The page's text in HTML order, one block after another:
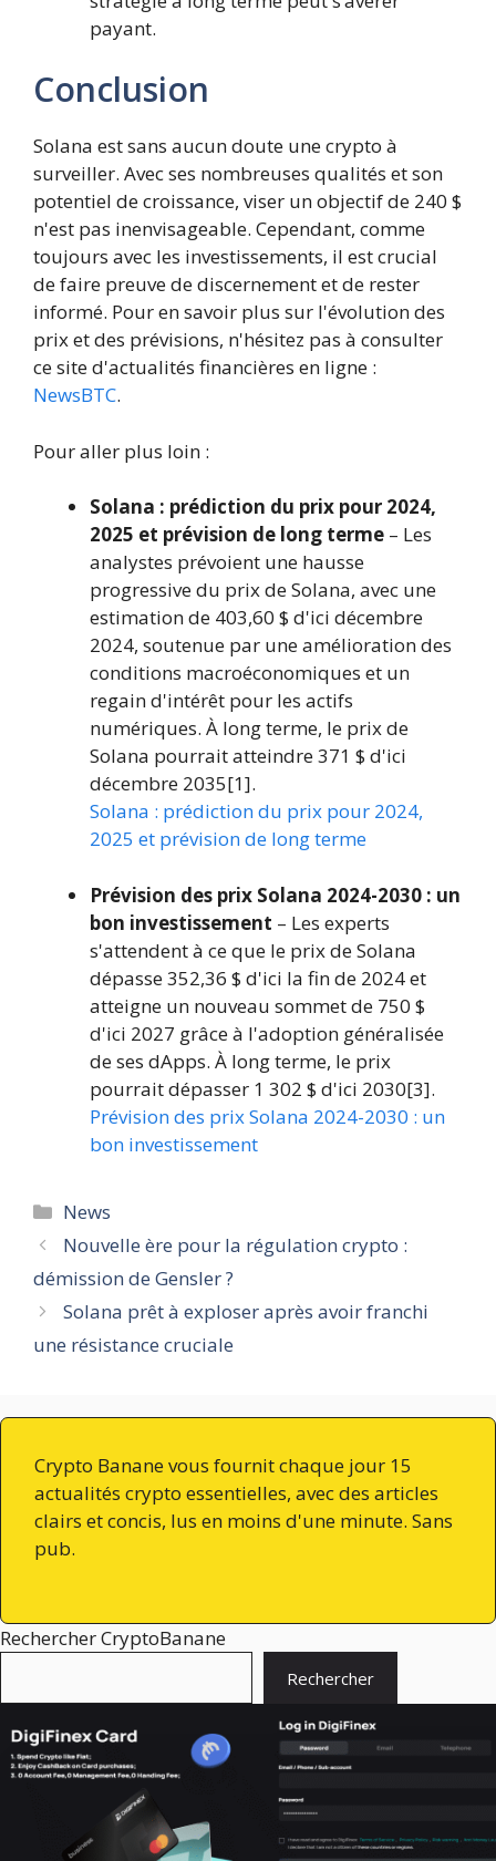
payant.
Conclusion
Solana est sans aucun doute une crypto à
surveiller. Avec ses nombreuses qualités et son
potentiel de croissance, viser un objectif de 240 $
n'est pas inenvisageable. Cependant, comme
toujours avec les investissements, il est crucial
de faire preuve de discernement et de rester
informé. Pour en savoir plus sur l'évolution des
prix et des prévisions, n'hésitez pas à consulter
ce site d'actualités financières en ligne :
NewsBTC.
Pour aller plus loin :
Solana : prédiction du prix pour 2024,
2025 et prévision de long terme – Les
analystes prévoient une hausse
progressive du prix de Solana, avec une
estimation de 403,60 $ d'ici décembre
2024, soutenue par une amélioration des
conditions macroéconomiques et un
regain d'intérêt pour les actifs
numériques. À long terme, le prix de
Solana pourrait atteindre 371 $ d'ici
décembre 2035[1].
Solana : prédiction du prix pour 2024,
2025 et prévision de long terme
Prévision des prix Solana 2024-2030 : un
bon investissement – Les experts
s'attendent à ce que le prix de Solana
dépasse 352,36 $ d'ici la fin de 2024 et
atteigne un nouveau sommet de 750 $
d'ici 2027 grâce à l'adoption généralisée
de ses dApps. À long terme, le prix
pourrait dépasser 1 302 $ d'ici 2030[3].
Prévision des prix Solana 2024-2030 : un
bon investissement
Catégories
News
Nouvelle ère pour la régulation crypto :
démission de Gensler ?
Solana prêt à exploser après avoir franchi
une résistance cruciale
Crypto Banane vous fournit chaque jour 15
actualités crypto essentielles, avec des articles
clairs et concis, lus en moins d'une minute. Sans
pub.
Rechercher CryptoBanane
Rechercher